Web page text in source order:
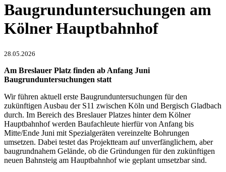
Baugrunduntersuchungen am
Kölner Hauptbahnhof
28.05.2026
Am Breslauer Platz finden ab Anfang Juni
Baugrunduntersuchungen statt
Wir führen aktuell erste Baugrunduntersuchungen für den
zukünftigen Ausbau der S11 zwischen Köln und Bergisch Gladbach
durch. Im Bereich des Breslauer Platzes hinter dem Kölner
Hauptbahnhof werden Baufachleute hierfür von Anfang bis
Mitte/Ende Juni mit Spezialgeräten vereinzelte Bohrungen
umsetzen. Dabei testet das Projektteam auf unverfänglichem, aber
baugrundnahem Gelände, ob die Gründungen für den zukünftigen
neuen Bahnsteig am Hauptbahnhof wie geplant umsetzbar sind.